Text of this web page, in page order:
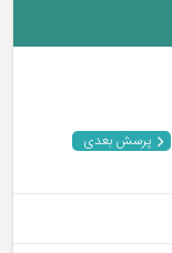
پرسش بعدی